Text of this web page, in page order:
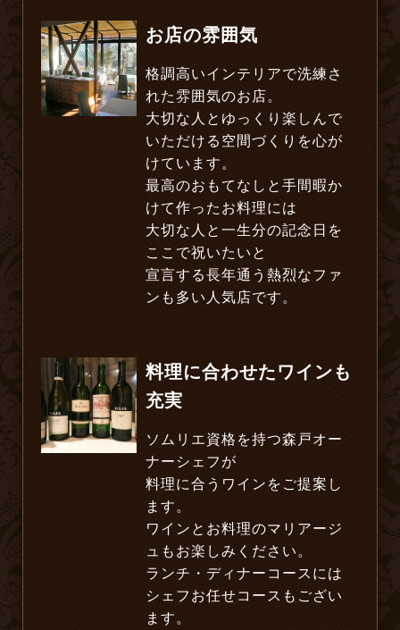
お店の雰囲気
格調高いインテリアで洗練さ
れた雰囲気のお店。
大切な人とゆっくり楽しんで
いただける空間づくりを心が
けています。
最高のおもてなしと手間暇か
けて作ったお料理には
大切な人と一生分の記念日を
ここで祝いたいと
宣言する長年通う熱烈なファ
ンも多い人気店です。
料理に合わせたワインも
充実
ソムリエ資格を持つ森戸オー
ナーシェフが
料理に合うワインをご提案し
ます。
ワインとお料理のマリアージ
ュもお楽しみください。
ランチ・ディナーコースには
シェフお任せコースもござい
ます。